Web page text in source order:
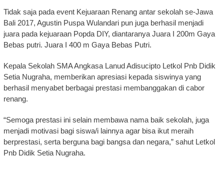
Tidak saja pada event Kejuaraan Renang antar sekolah se-Jawa
Bali 2017, Agustin Puspa Wulandari pun juga berhasil menjadi
juara pada kejuaraan Popda DIY, diantaranya Juara I 200m Gaya
Bebas putri. Juara I 400 m Gaya Bebas Putri.
Kepala Sekolah SMA Angkasa Lanud Adisucipto Letkol Pnb Didik
Setia Nugraha, memberikan apresiasi kepada siswinya yang
berhasil menyabet berbagai prestasi membanggakan di cabor
renang.
“Semoga prestasi ini selain membawa nama baik sekolah, juga
menjadi motivasi bagi siswa/i lainnya agar bisa ikut meraih
berprestasi, serta berguna bagi bangsa dan negara,” sahut Letkol
Pnb Didik Setia Nugraha.